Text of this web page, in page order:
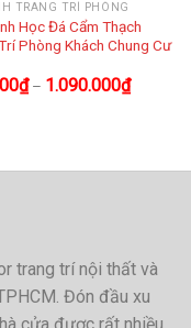
TRANG TRÍ PHÒNG
Học Đá Cẩm Thạch
Phòng Khách Chung Cư
₫– 1.090.000₫
trang trí nội thất và
Đón đầu xu
cửa được rất nhiều